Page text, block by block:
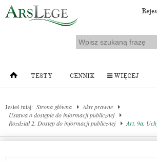
TESTY CENNIK WIĘCEJ
Jesteś tutaj: Strona główna
Akty prawne
Ustawa o dostępie do informacji publicznej
Rozdział 2. Dostęp do informacji publicznej
Art. 9a.